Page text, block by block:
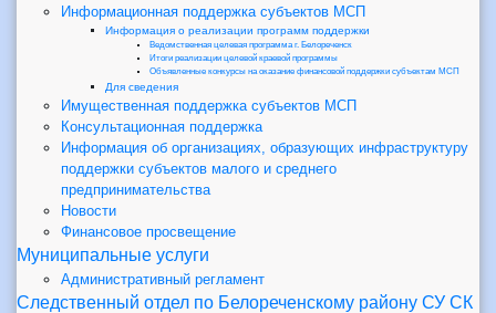
Информационная поддержка субъектов МСП
Информация о реализации программ поддержки
Ведомственная целевая программа г. Белореченск
Итоги реализации целевой краевой программы
Объявленные конкурсы на оказание финансовой поддержки субъектам МСП
Для сведения
Имущественная поддержка субъектов МСП
Консультационная поддержка
Информация об организациях, образующих инфраструктуру
поддержки субъектов малого и среднего
предпринимательства
Новости
Финансовое просвещение
Муниципальные услуги
Административный регламент
Следственный отдел по Белореченскому району СУ СК